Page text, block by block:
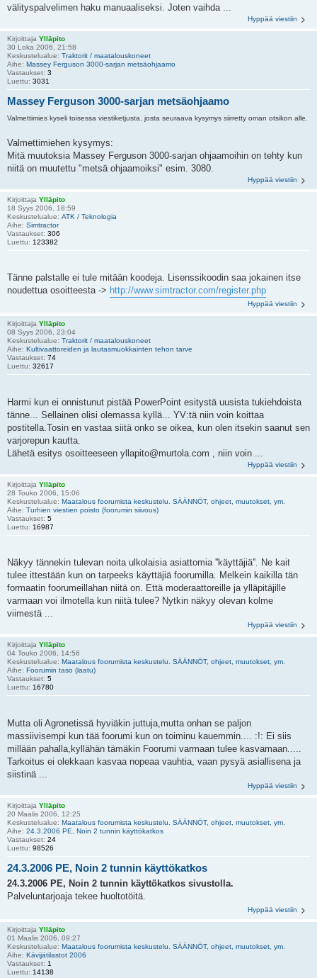
välityspalvelimen haku manuaaliseksi. Joten vaihda ...
Hyppää viestiin
Kirjoittaja Ylläpito
30 Loka 2006, 21:58
Keskustelualue: Traktorit / maatalouskoneet
Aihe: Massey Ferguson 3000-sarjan metsäohjaamo
Vastaukset: 3
Luettu: 3031
Massey Ferguson 3000-sarjan metsäohjaamo
Valmettimies kyseli toisessa viestiketjusta, josta seuraava kysymys siirretty oman otsikon alle.
Valmettimiehen kysymys:
Mitä muutoksia Massey Ferguson 3000-sarjan ohjaamoihin on tehty kun
niitä on muutettu "metsä ohjaamoiksi" esim. 3080.
Hyppää viestiin
Kirjoittaja Ylläpito
18 Syys 2006, 18:59
Keskustelualue: ATK / Teknologia
Aihe: Simtractor
Vastaukset: 306
Luettu: 123382
Tänne palstalle ei tule mitään koodeja. Lisenssikoodin saa jokainen itse
noudettua osoitteesta -> http://www.simtractor.com/register.php
Hyppää viestiin
Kirjoittaja Ylläpito
08 Syys 2006, 23:04
Keskustelualue: Traktorit / maatalouskoneet
Aihe: Kultivaattoreiden ja lautasmuokkainten tehon tarve
Vastaukset: 74
Luettu: 32617
Harmi kun ei onnistunut pistää PowerPoint esitystä uusista tukiehdoista
tänne... Sellainen olisi olemassa kyllä... YV:tä niin voin koittaa
postitella.Tosin en vastaa siitä onko se oikea, kun olen itsekin saanut sen
varjorepun kautta.
Lähetä esitys osoitteeseen yllapito@murtola.com , niin voin ...
Hyppää viestiin
Kirjoittaja Ylläpito
28 Touko 2006, 15:06
Keskustelualue: Maatalous foorumista keskustelu. SÄÄNNÖT, ohjeet, muutokset, ym.
Aihe: Turhien viestien poisto (foorumin siivous)
Vastaukset: 5
Luettu: 16987
Näkyy tännekin tulevan noita ulkolaisia asiattomia ''käyttäjiä''. Ne kait
tulee ittestään kun on tarpeeks käyttäjiä foorumilla. Melkein kaikilla tän
formaatin foorumeillahan niitä on. Että moderaattoreille ja ylläpitäjille
varmaan voi ilmotella kun niitä tulee? Nytkin näkyy olevan kolme
viimestä ...
Hyppää viestiin
Kirjoittaja Ylläpito
04 Touko 2006, 14:56
Keskustelualue: Maatalous foorumista keskustelu. SÄÄNNÖT, ohjeet, muutokset, ym.
Aihe: Foorumin taso (laatu)
Vastaukset: 5
Luettu: 16780
Mutta oli Agronetissä hyviäkin juttuja,mutta onhan se paljon
massiivisempi kun tää foorumi kun on toiminu kauemmin.... :!: Ei siis
millään pahalla,kyllähän tämäkin Foorumi varmaan tulee kasvamaan.....
Tarkoitus ei olekkaan kasvaa nopeaa vauhtia, vaan pysyä asiallisena ja
siistinä ...
Hyppää viestiin
Kirjoittaja Ylläpito
20 Maalis 2006, 12:25
Keskustelualue: Maatalous foorumista keskustelu. SÄÄNNÖT, ohjeet, muutokset, ym.
Aihe: 24.3.2006 PE, Noin 2 tunnin käyttökatkos
Vastaukset: 24
Luettu: 98526
24.3.2006 PE, Noin 2 tunnin käyttökatkos
24.3.2006 PE, Noin 2 tunnin käyttökatkos sivustolla.
Palveluntarjoaja tekee huoltotöitä.
Hyppää viestiin
Kirjoittaja Ylläpito
01 Maalis 2006, 09:27
Keskustelualue: Maatalous foorumista keskustelu. SÄÄNNÖT, ohjeet, muutokset, ym.
Aihe: Kävijätilastot 2006
Vastaukset: 1
Luettu: 14138